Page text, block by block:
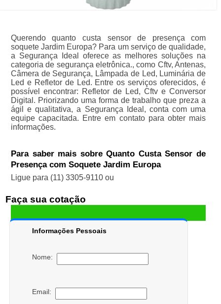
Querendo quanto custa sensor de presença com
soquete Jardim Europa? Para um serviço de qualidade,
a Segurança Ideal oferece as melhores soluções na
categoria de segurança eletrônica., como Cftv, Antenas,
Câmera de Segurança, Lâmpada de Led, Luminária de
Led e Refletor de Led. Entre os serviços oferecidos, é
possível encontrar: Refletor de Led, Cftv e Conversor
Digital. Priorizando uma forma de trabalho que preza a
ágil e qualitativa, a Segurança Ideal, conta com uma
equipe capacitada. Entre em contato para obter mais
informações.
Para saber mais sobre Quanto Custa Sensor de
Presença com Soquete Jardim Europa
Ligue para (11) 3305-9110ou
Faça sua cotação
Informações Pessoais
Nome:
Email: